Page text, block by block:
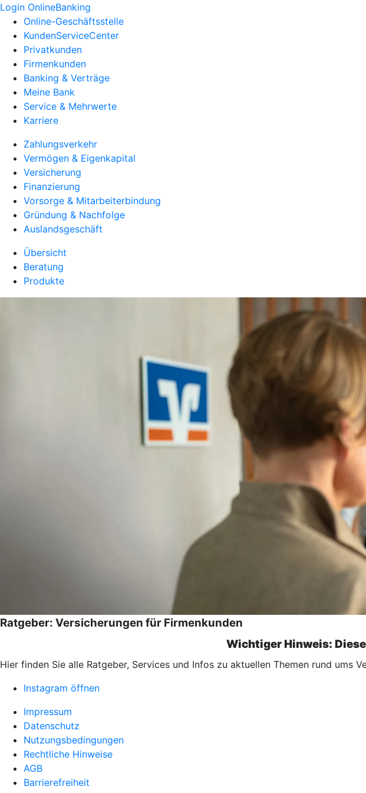
Login OnlineBanking
Online-Geschäftsstelle
KundenServiceCenter
Privatkunden
Firmenkunden
Banking & Verträge
Meine Bank
Service & Mehrwerte
Karriere
Zahlungsverkehr
Vermögen & Eigenkapital
Versicherung
Finanzierung
Vorsorge & Mitarbeiterbindung
Gründung & Nachfolge
Auslandsgeschäft
Übersicht
Beratung
Produkte
Ratgeber: Versicherungen für Firmenkunden
Wichtiger Hinweis:
Hier finden Sie alle Ratgeber, Services und Infos zu aktuellen Themen rund ums
Instagram öffnen
Impressum
Datenschutz
Nutzungsbedingungen
Rechtliche Hinweise
AGB
Barrierefreiheit